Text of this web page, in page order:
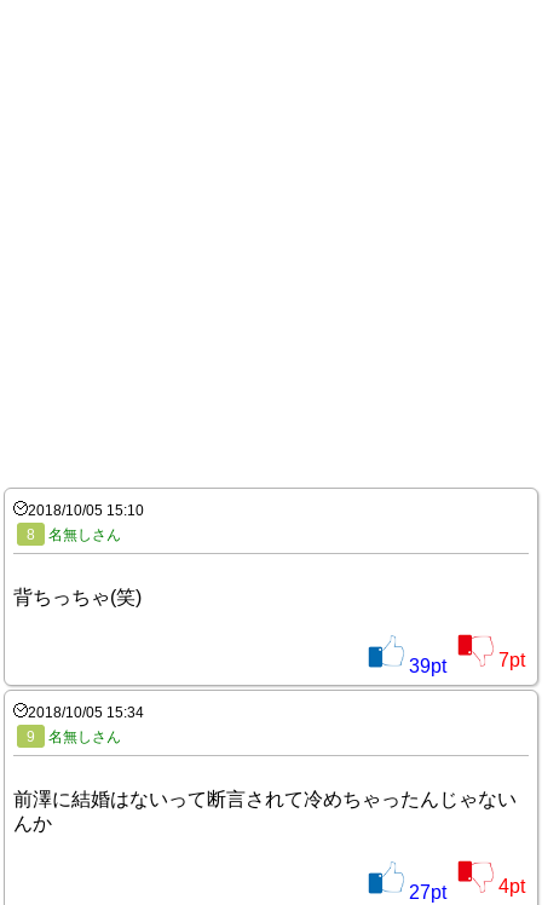
2018/10/05 15:10
8
名無しさん
背ちっちゃ(笑)
39pt 7pt
2018/10/05 15:34
9
名無しさん
前澤に結婚はないって断言されて冷めちゃったんじゃない
んか
27pt 4pt